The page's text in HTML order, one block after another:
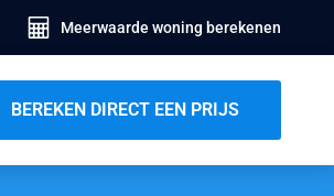
Meerwaarde woning berekenen
BEREKEN DIRECT EEN PRIJS